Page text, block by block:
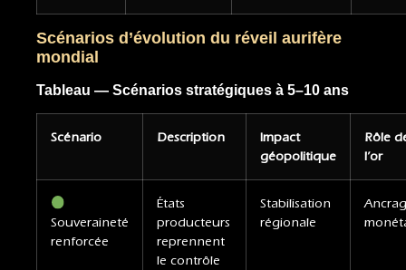
Scénarios d’évolution du réveil aurifère
mondial
Tableau — Scénarios stratégiques à 5–10 ans
Scénario Description
Impact
géopolitique
Rôle
l’or
Souveraineté
renforcée
États
producteurs
reprennent
le contrôle
Stabilisation
régionale